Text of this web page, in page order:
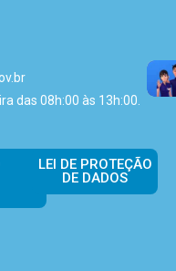
das 08h:00 às 13h:00.
LEI DE PROTEÇÃO
DE DADOS